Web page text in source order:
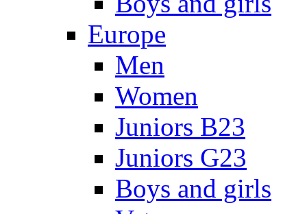
Europe
Men
Women
Juniors B23
Juniors G23
Boys and girls